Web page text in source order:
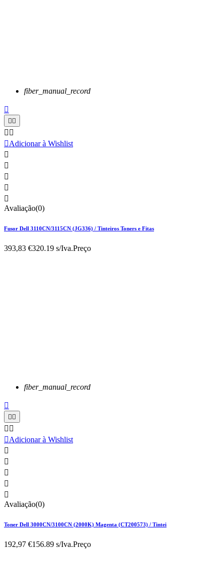
fiber_manual_record

 
 
Adicionar à Wishlist





Avaliação(0)
Fusor Dell 3110CN/3115CN (JG336) / Tinteiros Toners e Fitas
393,83 €320.19 s/Iva.Preço
fiber_manual_record

 
 
Adicionar à Wishlist





Avaliação(0)
Toner Dell 3000CN/3100CN (2000K) Magenta (CT200573) / Tintei
192,97 €156.89 s/Iva.Preço